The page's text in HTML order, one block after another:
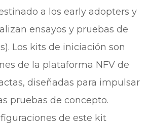
a los early adopters y
ensayos y pruebas de
Los kits de iniciación son
de la plataforma NFV de
diseñadas para impulsar
pruebas de concepto.
de este kit